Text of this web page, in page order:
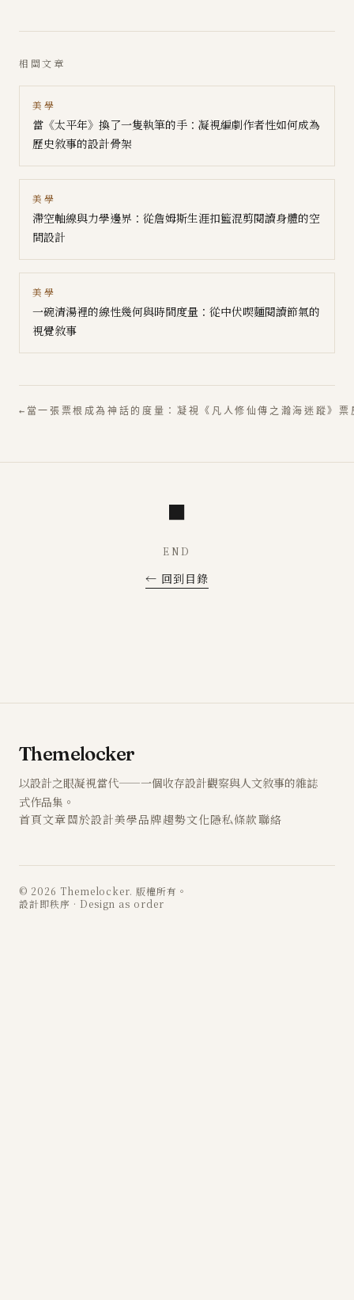
相關文章
美學
當《太平年》換了一隻執筆的手：凝視編劇作者性如何成為
歷史敘事的設計骨架
美學
滯空軸線與力學邊界：從詹姆斯生涯扣籃混剪閱讀身體的空
間設計
美學
一碗清湯裡的線性幾何與時間度量：從中伏喫麵閱讀節氣的
視覺敘事
← 當一張票根成為神話的度量：凝視《凡人修仙傳之瀚海迷蹤》
END
← 回到目錄
Themelocker
以設計之眼凝視當代——一個收存設計觀察與人文敘事的雜誌
式作品集。
首頁文章關於設計美學品牌趨勢文化隱私條款聯絡
© 2026 Themelocker. 版權所有。
設計即秩序 · Design as order